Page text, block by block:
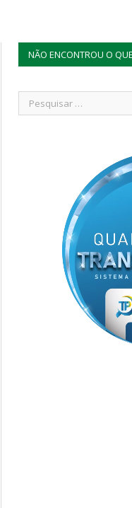
NÃO ENCONTROU O